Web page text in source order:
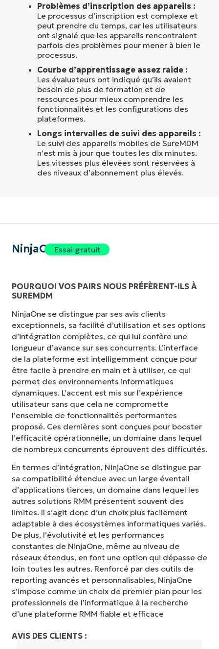
Problèmes d’inscription des appareils :
Le processus d’inscription est complexe et
peut prendre du temps, car les utilisateurs
ont signalé que les appareils rencontraient
parfois des problèmes pour mener à bien le
processus.
Courbe d’apprentissage assez raide :
Les évaluateurs ont indiqué qu’ils avaient
besoin de plus de formation et de
ressources pour mieux comprendre les
fonctionnalités et les configurations des
plateformes.
Longs intervalles de suivi des appareils :
Le suivi des appareils mobiles de SureMDM
n’est mis à jour que toutes les dix minutes.
Les vitesses plus élevées sont réservées à
des niveaux d’abonnement plus élevés.
NinjaOneEssai gratuit
POURQUOI VOS PAIRS NOUS PRÉFÈRENT-ILS À
SUREMDM
NinjaOne se distingue par ses avis clients
exceptionnels, sa facilité d’utilisation et ses options
d’intégration complètes, ce qui lui confère une
longueur d’avance sur ses concurrents. L’interface
de la plateforme est intelligemment conçue pour
être facile à prendre en main et à utiliser, ce qui
permet des environnements informatiques
dynamiques. L’accent est mis sur l’expérience
utilisateur sans que cela ne compromette
l’ensemble de fonctionnalités performantes
proposé. Ces dernières sont conçues pour booster
l’efficacité opérationnelle, un domaine dans lequel
de nombreux concurrents éprouvent des difficultés.
En termes d’intégration, NinjaOne se distingue par
sa compatibilité étendue avec un large éventail
d’applications tierces, un domaine dans lequel les
autres solutions RMM présentent souvent des
limites. Il s’agit donc d’un choix plus facilement
adaptable à des écosystèmes informatiques variés.
De plus, l’évolutivité et les performances
constantes de NinjaOne, même au niveau de
réseaux étendus, en font une option qui dépasse de
loin toutes les autres. Renforcé par des outils de
reporting avancés et personnalisables, NinjaOne
s’impose comme un choix de premier plan pour les
professionnels de l’informatique à la recherche
d’une plateforme RMM fiable et efficace
AVIS DES CLIENTS :